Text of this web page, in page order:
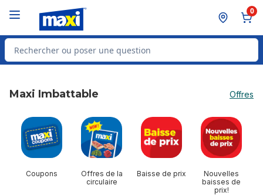
0
Rechercher des produits
Maxi Imbattable Offres
sauter Maxi Imbattable
Coupons
Offres de la
circulaire
Baisse de prix
Nouvelles
baisses de
prix!